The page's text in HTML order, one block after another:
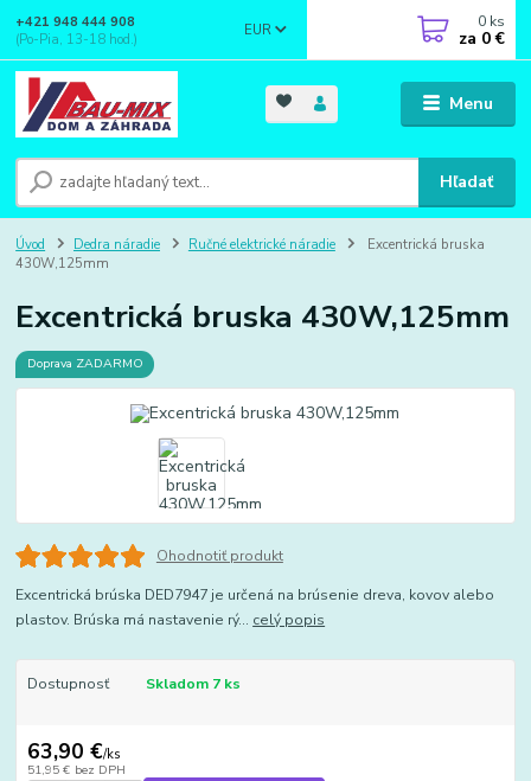
Menu
EUR
Hľadať
+421 948 444 908
(Po-Pia, 13-18 hod.)
0 ks
za 0 €
Úvod Dedra náradie Ručné elektrické náradie
Excentrická bruska
430W,125mm
Excentrická bruska 430W,125mm
Doprava ZADARMO
Ohodnotiť produkt
Excentrická brúska DED7947 je určená na brúsenie dreva, kovov alebo
plastov. Brúska má nastavenie rý... celý popis
Dostupnosť Skladom 7 ks
63,90 €/ks
51,95 € bez DPH